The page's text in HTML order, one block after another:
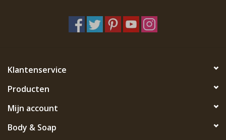
Klantenservice
Producten
Mijn account
Body & Soap